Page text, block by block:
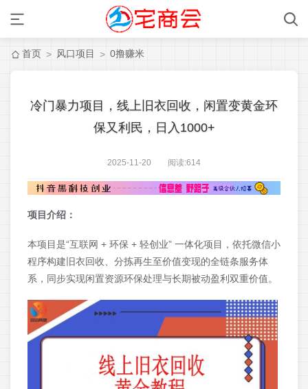
首页 > 风口项目 > 0撸赚米
冷门暴力项目，线上旧衣回收，闲置变黄金环
保又利民，日入1000+
2025-11-20 阅读:614
项目介绍：
本项目是“互联网 + 环保 + 轻创业” 一体化项目，依托微信小
程序构建旧衣回收、分拣再生至价值变现的全链条服务体
系，同步实现闲置资源环保处理与长期被动盈利双重价值。